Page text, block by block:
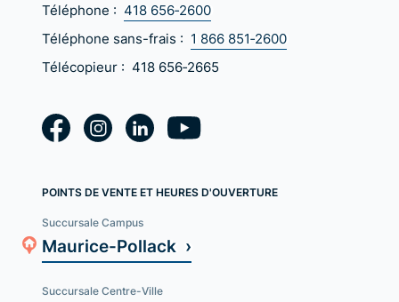
Téléphone : 418 656‑2600
Téléphone sans-frais : 1 866 851‑2600
Télécopieur : 418 656‑2665
POINTS DE VENTE ET HEURES D'OUVERTURE
Succursale Campus
Maurice-Pollack ›
Succursale Centre-Ville